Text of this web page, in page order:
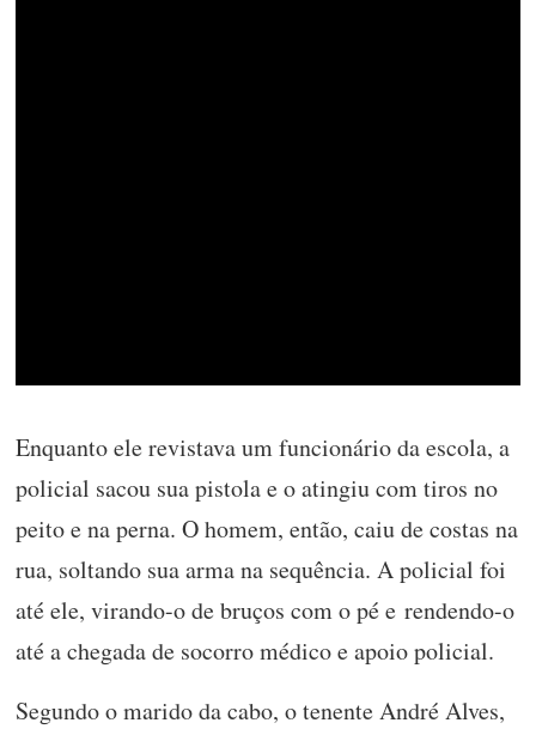
Enquanto ele revistava um funcionário da escola, a
policial sacou sua pistola e o atingiu com tiros no
peito e na perna. O homem, então, caiu de costas na
rua, soltando sua arma na sequência. A policial foi
até ele, virando-o de bruços com o pé e rendendo-o
até a chegada de socorro médico e apoio policial.
Segundo o marido da cabo, o tenente André Alves,